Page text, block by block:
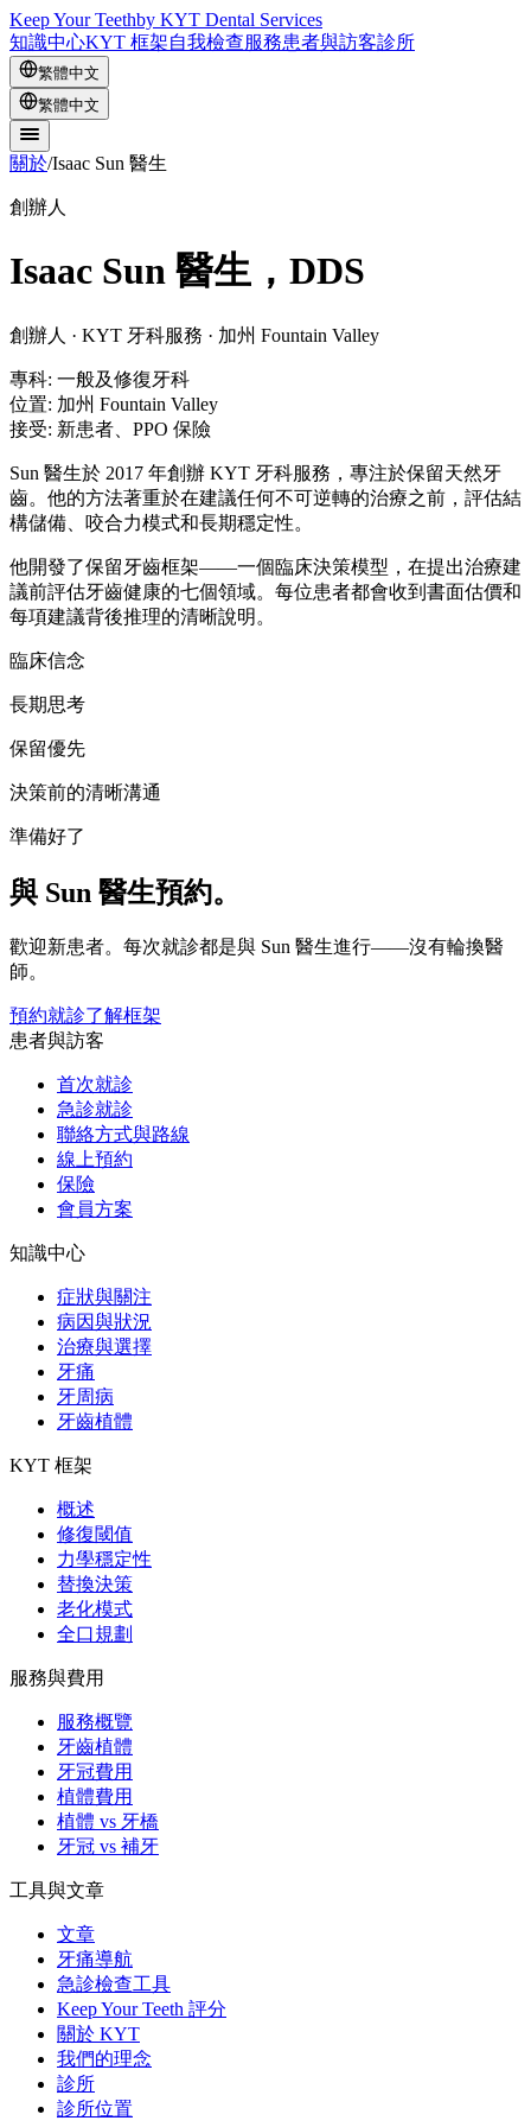
Keep Your Teethby KYT Dental Services
知識中心KYT 框架自我檢查服務患者與訪客診所
繁體中文
繁體中文
關於/Isaac Sun 醫生
創辦人
Isaac Sun 醫生，DDS
創辦人 · KYT 牙科服務 · 加州 Fountain Valley
專科: 一般及修復牙科
位置: 加州 Fountain Valley
接受: 新患者、PPO 保險
Sun 醫生於 2017 年創辦 KYT 牙科服務，專注於保留天然牙
齒。他的方法著重於在建議任何不可逆轉的治療之前，評估結
構儲備、咬合力模式和長期穩定性。
他開發了保留牙齒框架——一個臨床決策模型，在提出治療建
議前評估牙齒健康的七個領域。每位患者都會收到書面估價和
每項建議背後推理的清晰說明。
臨床信念
長期思考
保留優先
決策前的清晰溝通
準備好了
與 Sun 醫生預約。
歡迎新患者。每次就診都是與 Sun 醫生進行——沒有輪換醫
師。
預約就診了解框架
患者與訪客
首次就診
急診就診
聯絡方式與路線
線上預約
保險
會員方案
知識中心
症狀與關注
病因與狀況
治療與選擇
牙痛
牙周病
牙齒植體
KYT 框架
概述
修復閾值
力學穩定性
替換決策
老化模式
全口規劃
服務與費用
服務概覽
牙齒植體
牙冠費用
植體費用
植體 vs 牙橋
牙冠 vs 補牙
工具與文章
文章
牙痛導航
急診檢查工具
Keep Your Teeth 評分
關於 KYT
我們的理念
診所
診所位置